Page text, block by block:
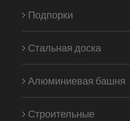
Подпорки
Стальная доска
Алюминиевая башня
Строительные